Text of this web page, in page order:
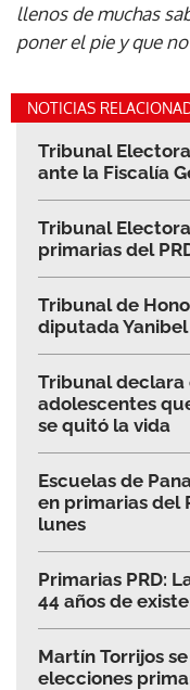
llenos de muchas
poner el pie y que
NOTICIAS
Tribunal
ante la Fiscalía
Tribunal
primarias del
Tribunal de
diputada
Tribunal
adolescentes
se quitó la vida
Escuelas de
en primarias del
lunes
Primarias PRD:
44 años de
Martín Torrijos
elecciones